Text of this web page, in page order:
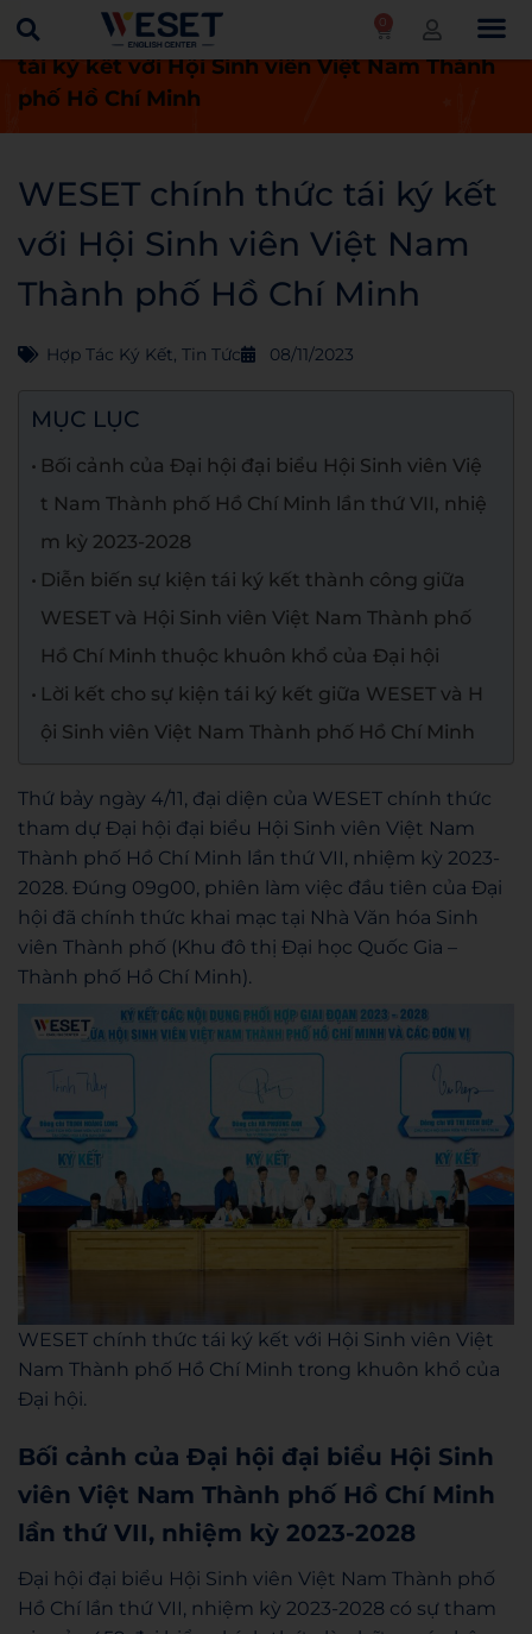
0
Trang chủ Tin tức
WESET chính thức
tái ký kết với Hội Sinh viên Việt Nam Thành
phố Hồ Chí Minh
WESET chính thức tái ký kết
với Hội Sinh viên Việt Nam
Thành phố Hồ Chí Minh
Hợp Tác Ký Kết, Tin Tức 08/11/2023
MỤC LỤC
Bối cảnh của Đại hội đại biểu Hội Sinh viên Việ
t Nam Thành phố Hồ Chí Minh lần thứ VII, nhiệ
m kỳ 2023-2028
Diễn biến sự kiện tái ký kết thành công giữa
WESET và Hội Sinh viên Việt Nam Thành phố
Hồ Chí Minh thuộc khuôn khổ của Đại hội
Lời kết cho sự kiện tái ký kết giữa WESET và H
ội Sinh viên Việt Nam Thành phố Hồ Chí Minh
Thứ bảy ngày 4/11, đại diện của WESET chính thức
tham dự Đại hội đại biểu Hội Sinh viên Việt Nam
Thành phố Hồ Chí Minh lần thứ VII, nhiệm kỳ 2023-
2028. Đúng 09g00, phiên làm việc đầu tiên của Đại
hội đã chính thức khai mạc tại Nhà Văn hóa Sinh
viên Thành phố (Khu đô thị Đại học Quốc Gia –
Thành phố Hồ Chí Minh).
WESET chính thức tái ký kết với Hội Sinh viên Việt
Nam Thành phố Hồ Chí Minh trong khuôn khổ của
Đại hội.
Bối cảnh của Đại hội đại biểu Hội Sinh
viên Việt Nam Thành phố Hồ Chí Minh
lần thứ VII, nhiệm kỳ 2023-2028
Đại hội đại biểu Hội Sinh viên Việt Nam Thành phố
Hồ Chí lần thứ VII, nhiệm kỳ 2023-2028 có sự tham